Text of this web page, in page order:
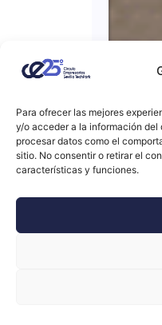
Para ofrecer las mejores
y/o acceder a la información
procesar datos como el
sitio. No consentir o retirar el
características y funciones.